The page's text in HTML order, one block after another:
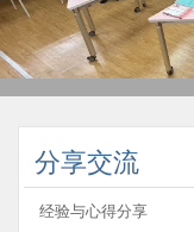
分享交流
经验与心得分享